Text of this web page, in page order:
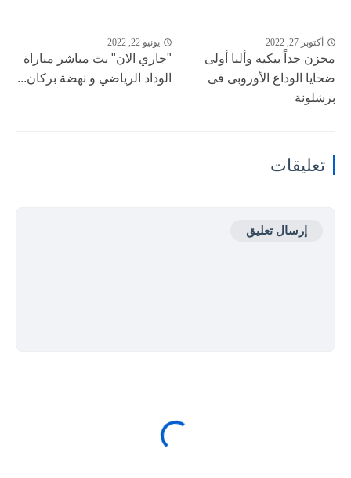
أكتوبر 27, 2022
محزن جداً بيكيه وألبا أولى
ضحايا الوداع الأوروبى فى
برشلونة
يونيو 22, 2022
"جاري الان" بث مباشر مباراة
الوداد الرياضي و نهضة بركان...
تعليقات
إرسال تعليق